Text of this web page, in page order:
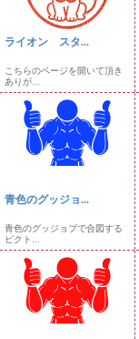
ライオン スタ...
こちらのページを開いて頂き
ありが...
青色のグッジョ...
青色のグッジョブで合図する
ピクト...